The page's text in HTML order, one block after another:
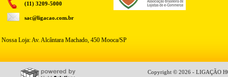
(11) 3209-5000
sac@ligacao.com.br
Nossa Loja: Av. Alcântara Machado, 450 Mooca/SP
Copyright © 2026 - LIGAÇÃO